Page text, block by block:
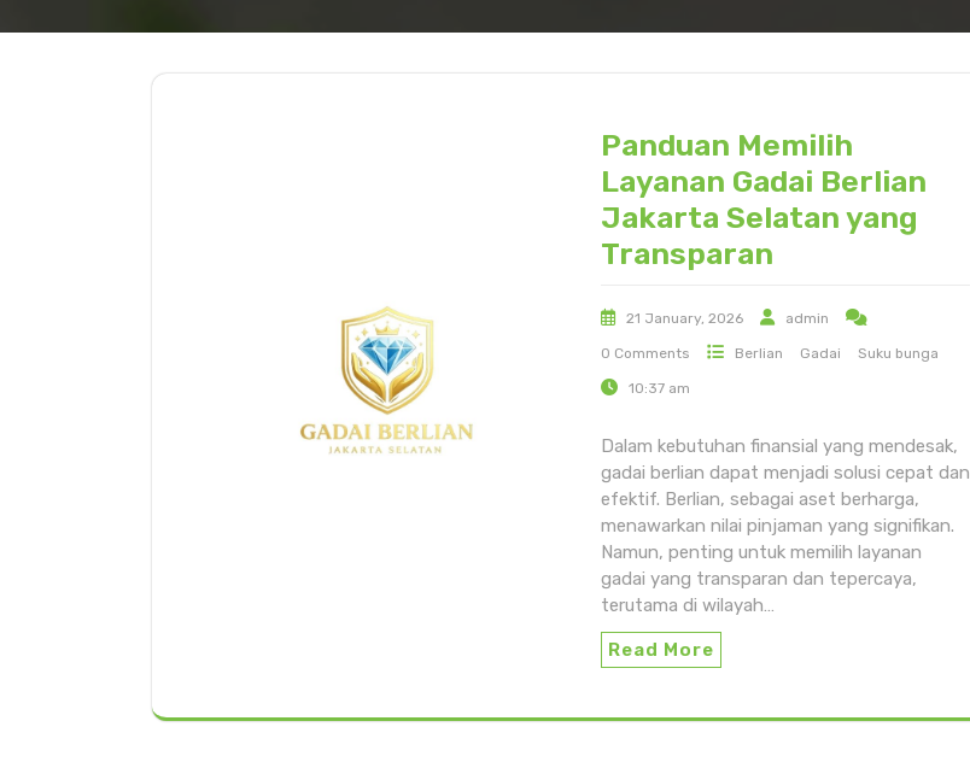
Panduan Memilih
Layanan Gadai Berlian
Jakarta Selatan yang
Transparan
21 January, 2026 admin
0 Comments Berlian Gadai Suku bunga
10:37 am
Dalam kebutuhan finansial yang mendesak,
gadai berlian dapat menjadi solusi cepat dan
efektif. Berlian, sebagai aset berharga,
menawarkan nilai pinjaman yang signifikan.
Namun, penting untuk memilih layanan
gadai yang transparan dan tepercaya,
terutama di wilayah…
Read More